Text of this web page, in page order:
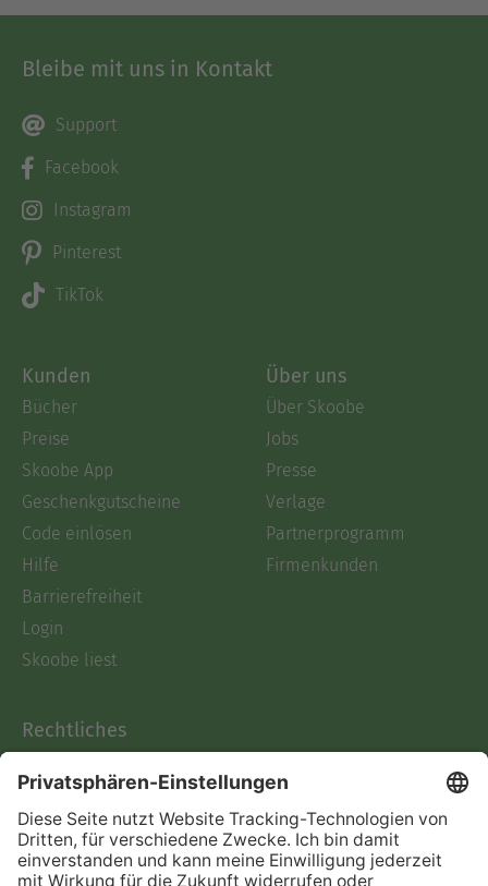
Bleibe mit uns in Kontakt
Support
Facebook
Instagram
Pinterest
TikTok
Kunden
Bücher
Preise
Skoobe App
Geschenkgutscheine
Code einlösen
Hilfe
Barrierefreiheit
Login
Skoobe liest
Über uns
Über Skoobe
Jobs
Presse
Verlage
Partnerprogramm
Firmenkunden
Rechtliches
AGB
Informationen nach Data
Act
Verträge hier kündigen